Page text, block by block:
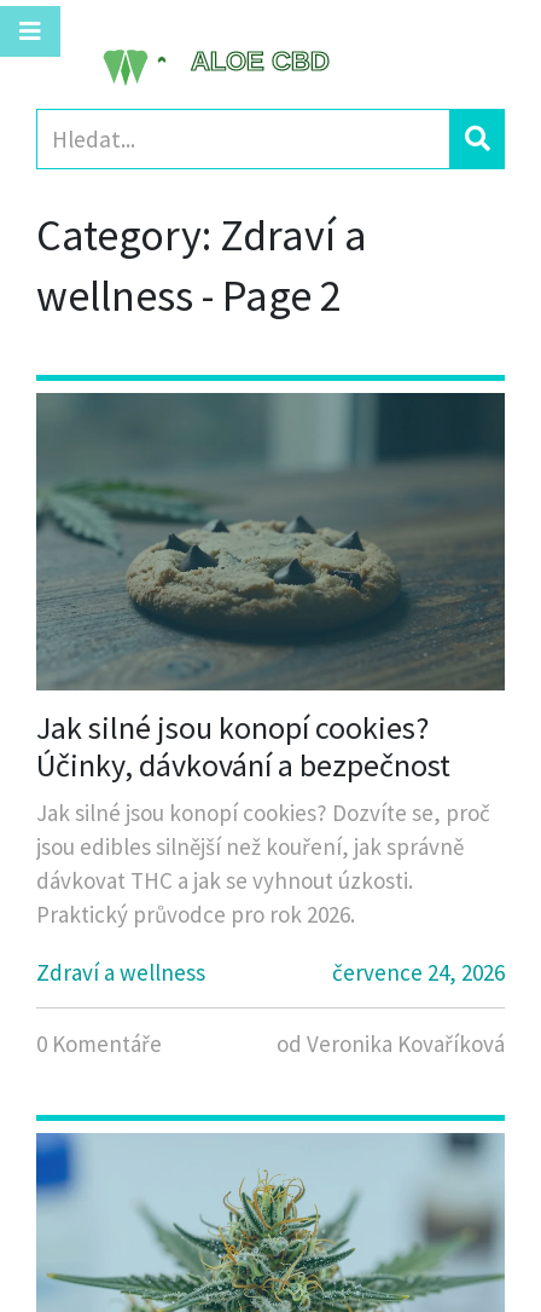
Category: Zdraví a
wellness - Page 2
Jak silné jsou konopí cookies?
Účinky, dávkování a bezpečnost
Jak silné jsou konopí cookies? Dozvíte se, proč
jsou edibles silnější než kouření, jak správně
dávkovat THC a jak se vyhnout úzkosti.
Praktický průvodce pro rok 2026.
Zdraví a wellness
července 24, 2026
0 Komentáře od Veronika Kovaříková